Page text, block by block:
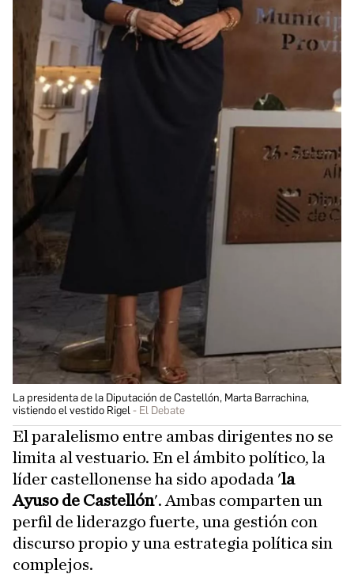
La presidenta de la Diputación de Castellón, Marta Barrachina,
vistiendo el vestido Rigel
El Debate
El paralelismo entre ambas dirigentes no se
limita al vestuario. En el ámbito político, la
líder castellonense ha sido apodada 'la
Ayuso de Castellón'. Ambas comparten un
perfil de liderazgo fuerte, una gestión con
discurso propio y una estrategia política sin
complejos.